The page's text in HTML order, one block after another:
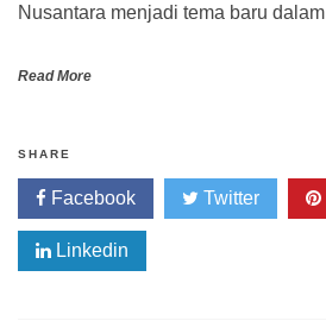
Nusantara menjadi tema baru dalam
Read More
SHARE
Facebook Twitter
Linkedin